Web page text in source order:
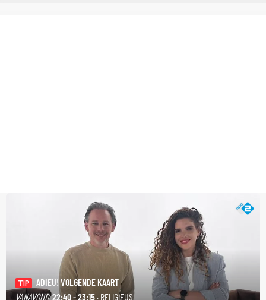
TIP
ADIEU! VOLGENDE KAART
VANAVOND 22:40 - 23:15· RELIGIEUS